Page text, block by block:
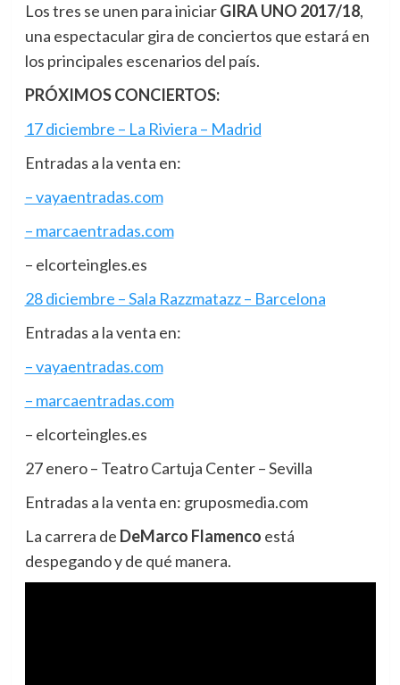
Los tres se unen para iniciarGIRA UNO 2017/18,
una espectacular gira de conciertos que estará en
los principales escenarios del país.
PRÓXIMOS CONCIERTOS:
17 diciembre – La Riviera – Madrid
Entradas a la venta en:
– vayaentradas.com
– marcaentradas.com
– elcorteingles.es
28 diciembre – Sala Razzmatazz – Barcelona
Entradas a la venta en:
– vayaentradas.com
– marcaentradas.com
– elcorteingles.es
27 enero – Teatro Cartuja Center – Sevilla
Entradas a la venta en: gruposmedia.com
La carrera de DeMarco Flamenco está
despegando y de qué manera.